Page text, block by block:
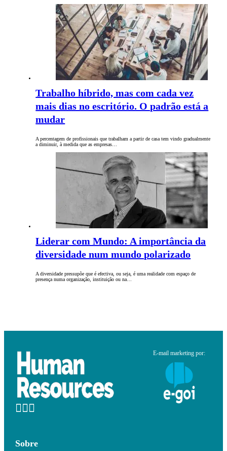
Trabalho híbrido, mas com cada vez
mais dias no escritório. O padrão está a
mudar
A percentagem de profissionais que trabalham a partir de casa tem vindo gradualmente
a diminuir, à medida que as empresas…
Liderar com Mundo: A importância da
diversidade num mundo polarizado
A diversidade pressupõe que é efectiva, ou seja, é uma realidade com espaço de
presença numa organização, instituição ou na…
E-mail marketing por:
Sobre